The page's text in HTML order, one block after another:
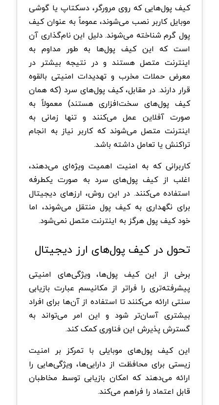
کیف پول‌هایی که روی مرورگر، دسکتاپ یا گوشی
موبایل کاربر نصب می‌شوند، عموماً به عنوان کیف
پول گرم شناخته می‌شوند. دلیل این نام‌گذاری آن
است که این کیف پول‌ها به طور مداوم به
اینترنت متصل هستند و در نتیجه بیشتر در
معرض حملات مخرب و تهدیدات امنیتی بالقوه
قرار دارند. در مقابل، کیف پول‌های سرد (که همان
کیف پول‌های سخت‌افزاری هستند) معمولاً به
صورت آفلاین عمل می‌کنند و تنها زمانی به
اینترنت متصل می‌شوند که کاربر نیاز به انجام
تراکنش یا تعامل داشته باشد.
کاربرانی که به امنیت اهمیت ویژه‌ای می‌دهند،
اغلب از کیف پول‌های سرد به صورت یکطرفه
استفاده می‌کنند. در این روش، ارزهای دیجیتال
برای نگهداری به کیف پول منتقل می‌شوند، اما
خود کیف پول هرگز به اینترنت متصل نمی‌شود.
تحول در کیف پول‌های ارز دیجیتال
برخی از این کیف پول‌ها، ویژگی‌های امنیتی
پیشرفته‌تری را فراتر از مکانیسم عبارت بازیابی
سنتی ارائه می‌کنند تا استفاده از آن‌ها برای افراد
بیشتری آسان‌تر شود و این امر می‌تواند به
گسترش پذیرش این فناوری کمک کند.
این کیف پول‌های موبایلی با تمرکز بر امنیت
زیستی برای محافظت از دارایی‌ها، ویژگی‌هایی را
ارائه می‌دهند که امکان بازیابی توسط مخاطبان
قابل اعتماد را فراهم می‌کند.